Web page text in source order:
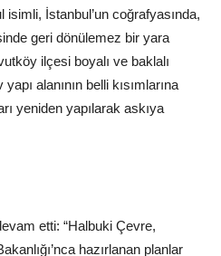
isimli, İstanbul’un coğrafyasında,
geri dönülemez bir yara
ilçesi boyalı ve baklalı
alanının belli kısımlarına
yeniden yapılarak askıya
etti: “Halbuki Çevre,
hazırlanan planlar